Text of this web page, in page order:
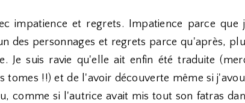
impatience et regrets. Impatience parce que
des personnages et regrets parce qu'après,
Je suis ravie qu'elle ait enfin été traduite
tomes !!) et de l'avoir découverte même si
comme si l'autrice avait mis tout son fatras